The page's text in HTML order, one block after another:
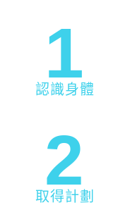
1
認識身體
2
取得計劃